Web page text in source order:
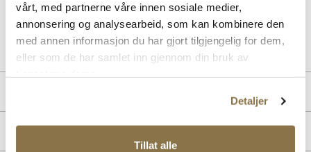
vårt, med partnerne våre innen sosiale medier,
annonsering og analysearbeid, som kan kombinere den
med annen informasjon du har gjort tilgjengelig for dem,
eller som de har samlet inn gjennom din bruk av
Detaljer
Tillat alle
Art. nr65653009
Lev. art. nr24H3330
Merke